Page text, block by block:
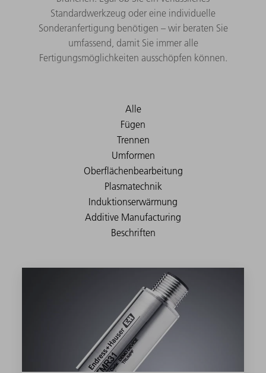
Standardwerkzeug oder eine individuelle
Sonderanfertigung benötigen – wir beraten Sie
umfassend, damit Sie immer alle
Fertigungsmöglichkeiten ausschöpfen können.